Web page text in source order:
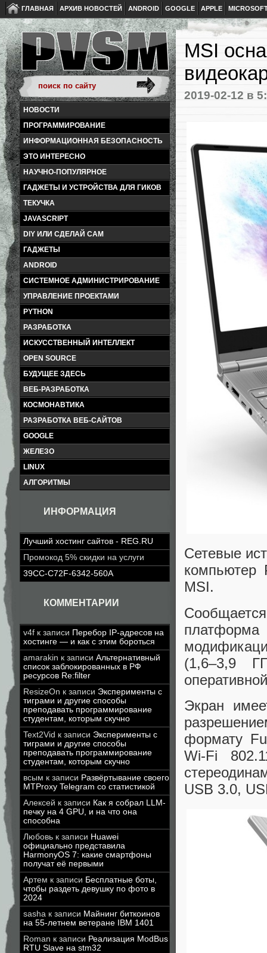
ГЛАВНАЯ АРХИВ НОВОСТЕЙ ANDROID GOOGLE APPLE
НОВОСТИ
ПРОГРАММИРОВАНИЕ
ИНФОРМАЦИОННАЯ БЕЗОПАСНОСТЬ
ЭТО ИНТЕРЕСНО
НАУЧНО-ПОПУЛЯРНОЕ
ГАДЖЕТЫ И УСТРОЙСТВА ДЛЯ ГИКОВ
ТЕКУЧКА
JAVASCRIPT
DIY ИЛИ СДЕЛАЙ САМ
ГАДЖЕТЫ
ANDROID
СИСТЕМНОЕ АДМИНИСТРИРОВАНИЕ
УПРАВЛЕНИЕ ПРОЕКТАМИ
PYTHON
РАЗРАБОТКА
ИСКУССТВЕННЫЙ ИНТЕЛЛЕКТ
OPEN SOURCE
БУДУЩЕЕ ЗДЕСЬ
ВЕБ-РАЗРАБОТКА
КОСМОНАВТИКА
РАЗРАБОТКА ВЕБ-САЙТОВ
GOOGLE
ЖЕЛЕЗО
LINUX
АЛГОРИТМЫ
ИНФОРМАЦИЯ
Лучший хостинг сайтов - REG.RU
Промокод 5% скидки на услуги
39CC-C72F-6342-560A
КОММЕНТАРИИ
v4f к записи Перебор IP-адресов на
хостинге — и как с этим бороться
amarakin к записи Альтернативный
список заблокированных в РФ
ресурсов Re:filter
ResizeOn к записи Эксперименты с
тиграми и другие способы
преподавать программирование
студентам, которым скучно
Text2Vid к записи Эксперименты с
тиграми и другие способы
преподавать программирование
студентам, которым скучно
всым к записи Развёртывание своего
MTProxy Telegram со статистикой
Алексей к записи Как я собрал LLM-
печку на 4 GPU, и на что она
способна
Любовь к записи Huawei
официально представила
HarmonyOS 7: какие смартфоны
получат её первыми
Артем к записи Бесплатные боты,
чтобы раздеть девушку по фото в
2024
sasha к записи Майнинг биткоинов
на 55-летнем ветеране IBM 1401
Roman к записи Реализация ModBus
RTU Slave на stm32
MSI
2019-02-12 в
Сетевые
компьютер
MSI.
(1,6–3,9
Экран
формату
Wi-Fi
USB 3.0,